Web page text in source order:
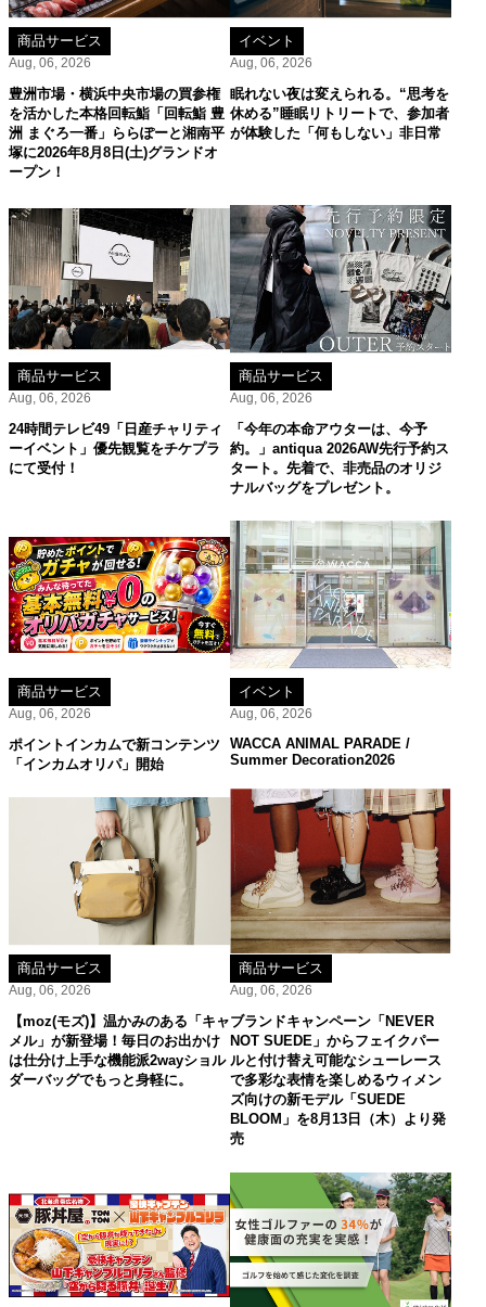
商品サービス
Aug, 06, 2026
豊洲市場・横浜中央市場の買参権
を活かした本格回転鮨「回転鮨 豊
洲 まぐろ一番」ららぽーと湘南平
塚に2026年8月8日(土)グランドオ
ープン！
イベント
Aug, 06, 2026
眠れない夜は変えられる。“思考を
休める”睡眠リトリートで、参加者
が体験した「何もしない」非日常
商品サービス
Aug, 06, 2026
24時間テレビ49「日産チャリティ
ーイベント」優先観覧をチケプラ
にて受付！
商品サービス
Aug, 06, 2026
「今年の本命アウターは、今予
約。」antiqua 2026AW先行予約ス
タート。先着で、非売品のオリジ
ナルバッグをプレゼント。
商品サービス
Aug, 06, 2026
ポイントインカムで新コンテンツ
「インカムオリパ」開始
イベント
Aug, 06, 2026
WACCA ANIMAL PARADE /
Summer Decoration2026
商品サービス
Aug, 06, 2026
【moz(モズ)】温かみのある「キャ
メル」が新登場！毎日のお出かけ
は仕分け上手な機能派2wayショル
ダーバッグでもっと身軽に。
商品サービス
Aug, 06, 2026
ブランドキャンペーン「NEVER
NOT SUEDE」からフェイクパー
ルと付け替え可能なシューレース
で多彩な表情を楽しめるウィメン
ズ向けの新モデル「SUEDE
BLOOM」を8月13日（木）より発
売